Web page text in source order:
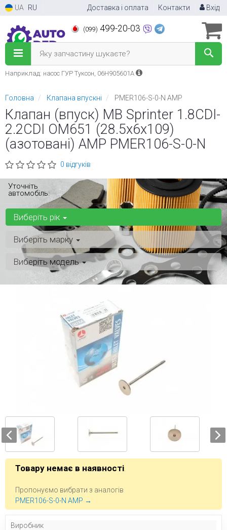
UA RU Доставка і оплата Контакти Вхід
(099) 499-20-03
Яку запчастину шукаєте?
Наприклад: насос ГУР Туксон, 06H905601A
Головна Клапана впускні PMER106-S-0-N AMP
Клапан (впуск) MB Sprinter 1.8CDI-
2.2CDI OM651 (28.5х6х109)
(азотовані) AMP PMER106-S-0-N
0 відгуків
Уточніть
автомобіль:
Виберіть рік
Виберіть марку
Виберіть модель
Товару немає в наявності
Пропонуємо вибрати з аналогів
PMER106-S-0-N AMP →
Виробник